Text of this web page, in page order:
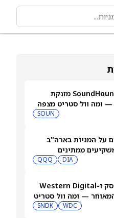
למה מניית SoundHound AI מזנקת
ומה וול סטריט מצפה
SOUN
על המניות בארה"ב
ממתינים
DIA
QQQ
למה מניות סנדיסק ו-Western Digital
— ומה וול סטריט
WDC
SNDK